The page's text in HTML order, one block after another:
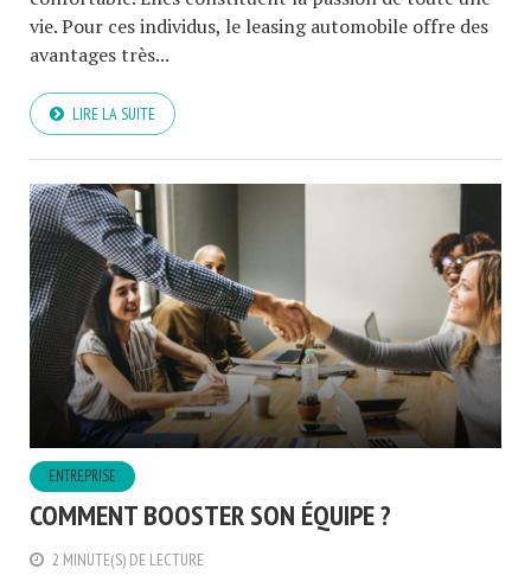
vie. Pour ces individus, le leasing automobile offre des
avantages très...
LIRE LA SUITE
ENTREPRISE
COMMENT BOOSTER SON ÉQUIPE ?
2 MINUTE(S) DE LECTURE